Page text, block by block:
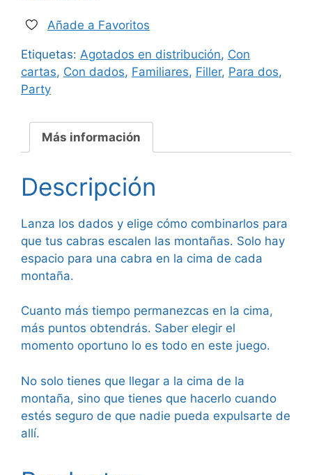
Añade a Favoritos
Etiquetas: Agotados en distribución, Con
cartas, Con dados, Familiares, Filler, Para dos,
Party
Más información
Descripción
Lanza los dados y elige cómo combinarlos para
que tus cabras escalen las montañas. Solo hay
espacio para una cabra en la cima de cada
montaña.
Cuanto más tiempo permanezcas en la cima,
más puntos obtendrás. Saber elegir el
momento oportuno lo es todo en este juego.
No solo tienes que llegar a la cima de la
montaña, sino que tienes que hacerlo cuando
estés seguro de que nadie pueda expulsarte de
allí.